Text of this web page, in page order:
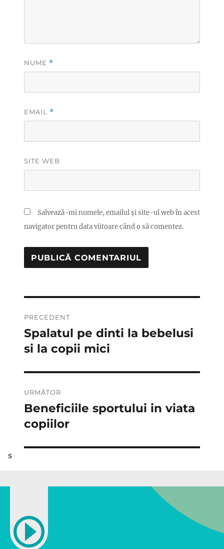
NUME *
EMAIL *
SITE WEB
Salvează-mi numele, emailul și site-ul web în acest
navigator pentru data viitoare când o să comentez.
în
articole
PRECEDENT
Articolul
anterior:
Spalatul pe dinti la bebelusi
si la copii mici
URMĂTOR
Articolul
următor:
Beneficiile sportului in viata
copiilor
s